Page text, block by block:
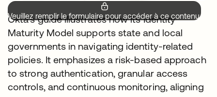
Veuillez remplir le formulaire pour accéder à ce contenu.
Okta's guide illustrates how its Identity
Maturity Model supports state and local
governments in navigating identity-related
policies. It emphasizes a risk-based approach
to strong authentication, granular access
controls, and continuous monitoring, aligning